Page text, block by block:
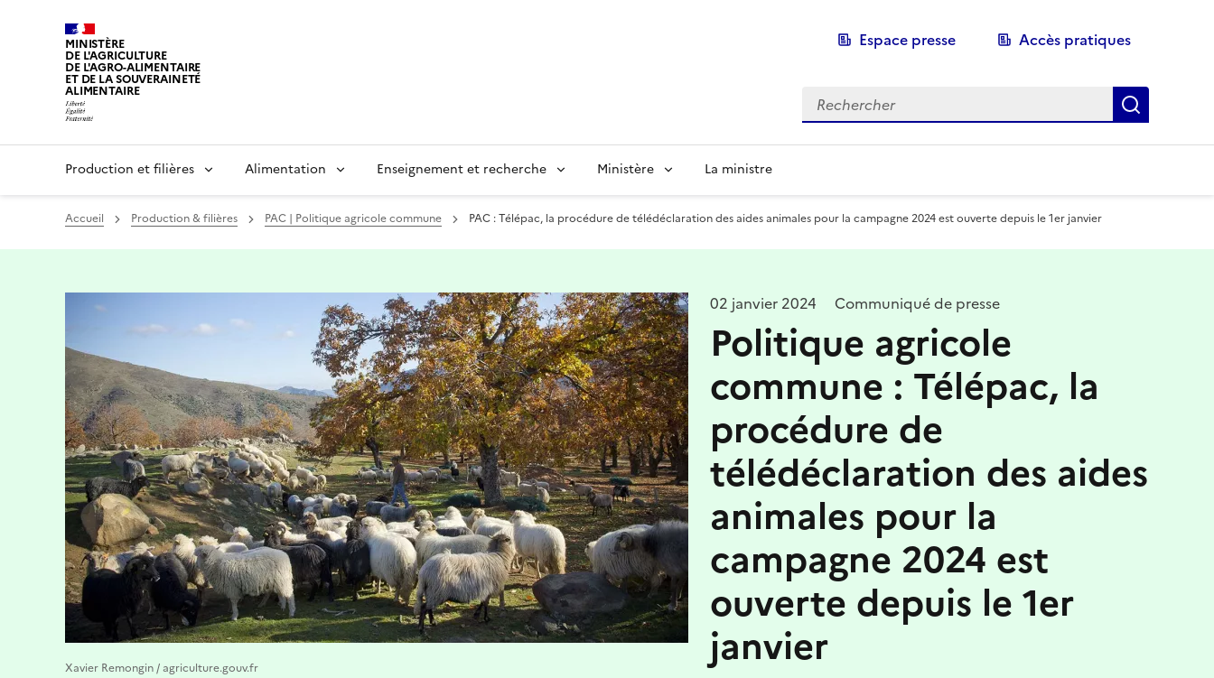
MINISTÈRE
DE L'AGRICULTURE
DE L'AGRO-ALIMENTAIRE
ET DE LA SOUVERAINETÉ
ALIMENTAIRE
Espace presse Accès pratiques
Recherche
Production et filières Alimentation Enseignement et recherche Ministère La ministre
Accueil Production & filières PAC | Politique agricole commune PAC : Télépac, la procédure de télédéclaration des aides animales pour la campagne 2024 est ouverte depuis le 1er janvier
Xavier Remongin / agriculture.gouv.fr
02 janvier 2024 Communiqué de presse
Politique agricole
commune : Télépac, la
procédure de
télédéclaration des aides
animales pour la
campagne 2024 est
ouverte depuis le 1er
janvier